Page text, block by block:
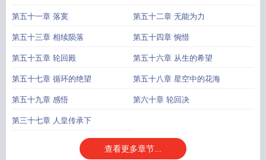
第五十一章 落寞 第五十二章 无能为力
第五十三章 相续陨落 第五十四章 惋惜
第五十五章 轮回殿 第五十六章 从生的希望
第五十七章 循环的绝望 第五十八章 星空中的花海
第五十九章 感悟 第六十章 轮回决
第三十七章 人皇传承下
查看更多章节...